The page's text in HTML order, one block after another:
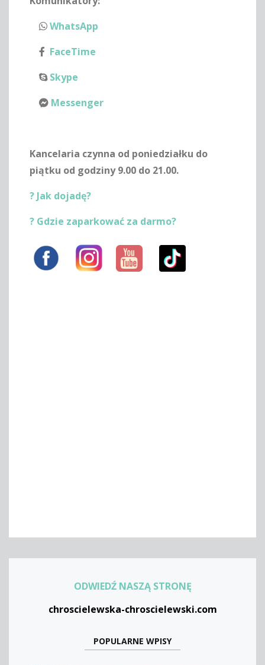
WhatsApp
FaceTime
Skype
Messenger
Kancelaria czynna od poniedziałku do
piątku od godziny 9.00 do 21.00.
? Jak dojadę?
? Gdzie zaparkować za darmo?
ODWIEDŹ NASZĄ STRONĘ
chroscielewska-chroscielewski.com
POPULARNE WPISY